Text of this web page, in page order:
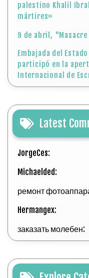
palestino Khalil
mártires»
9 de abril, "Masacre
Embajada del
participó en la
Internacional de
Latest
JorgeCes:
Michaelded:
ремонт
Hermangex:
заказать молебен: